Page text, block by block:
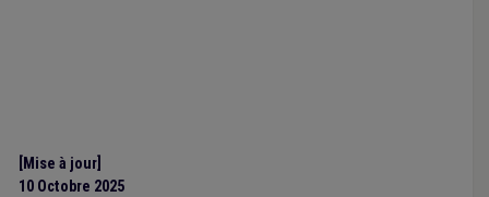
[Mise à jour]
10 Octobre 2025